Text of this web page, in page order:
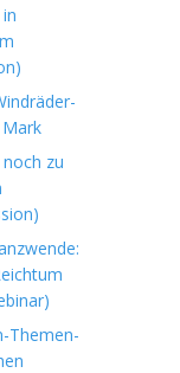
zu
Themen-